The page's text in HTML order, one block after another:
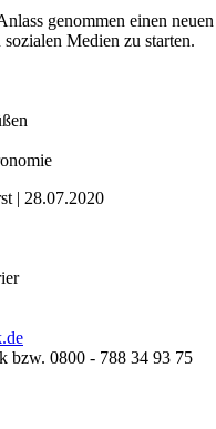
genommen einen
Medien zu starten.
| 28.07.2020
bzw. 0800 - 788 34 93 75